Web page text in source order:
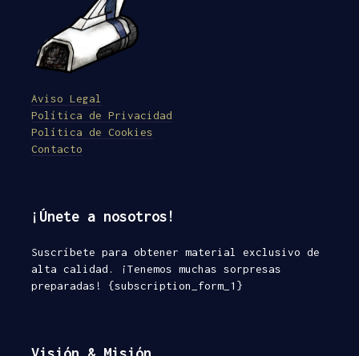
Aviso Legal
Política de Privacidad
Política de Cookies
Contacto
¡Únete a nosotros!
Suscríbete para obtener material exclusivo de
alta calidad. ¡Tenemos muchas sorpresas
preparadas! {subscription_form_1}